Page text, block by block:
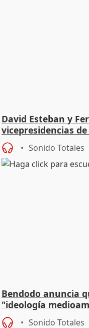
David Esteban y
vicepresidencias
Sonido Totales
Bendodo anuncia
"ideología
playas
Sonido Totales